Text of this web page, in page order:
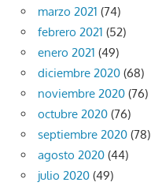
marzo 2021 (74)
febrero 2021 (52)
enero 2021 (49)
diciembre 2020 (68)
noviembre 2020 (76)
octubre 2020 (76)
septiembre 2020 (78)
agosto 2020 (44)
julio 2020 (49)